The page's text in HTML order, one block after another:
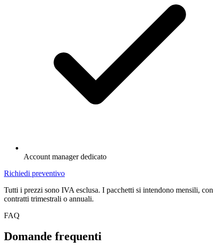
Account manager dedicato
Richiedi preventivo
Tutti i prezzi sono IVA esclusa. I pacchetti si intendono mensili, con
contratti trimestrali o annuali.
FAQ
Domande frequenti